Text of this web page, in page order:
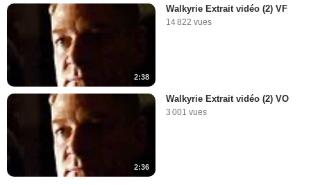
2:38
Walkyrie Extrait vidéo (2) VF
14 822 vues
2:36
Walkyrie Extrait vidéo (2) VO
3 001 vues